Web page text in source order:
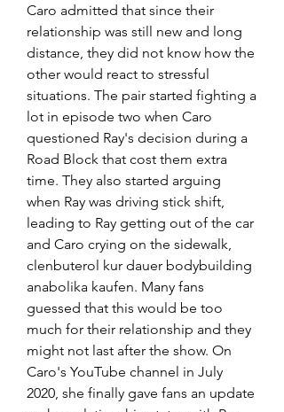
Caro admitted that since their
relationship was still new and long
distance, they did not know how the
other would react to stressful
situations. The pair started fighting a
lot in episode two when Caro
questioned Ray's decision during a
Road Block that cost them extra
time. They also started arguing
when Ray was driving stick shift,
leading to Ray getting out of the car
and Caro crying on the sidewalk,
clenbuterol kur dauer bodybuilding
anabolika kaufen. Many fans
guessed that this would be too
much for their relationship and they
might not last after the show. On
Caro's YouTube channel in July
2020, she finally gave fans an update